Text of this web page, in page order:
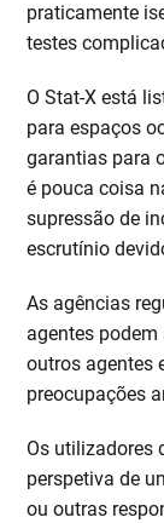
praticamente
testes
O Stat-X está
para espaços
garantias para
é pouca coisa
supressão de
escrutínio
As agências
agentes
outros agentes
preocupações
Os utilizadores
perspetiva de
ou outras